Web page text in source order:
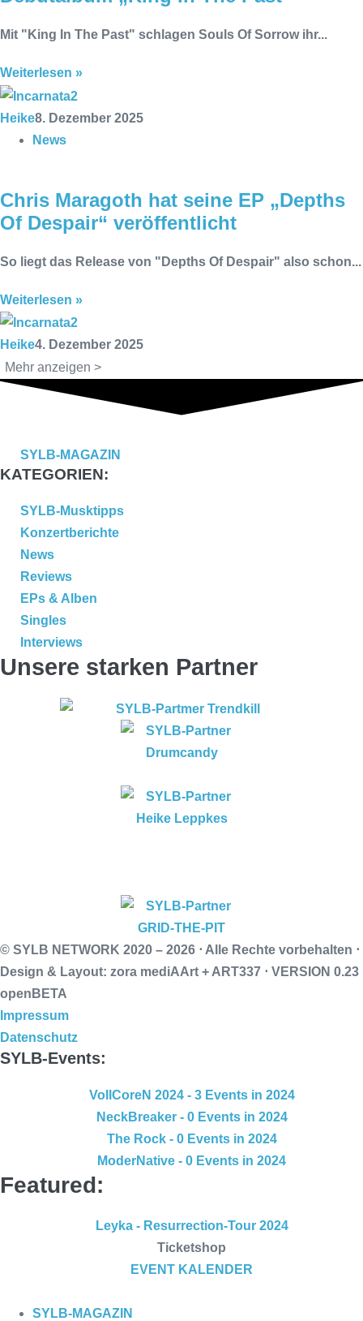
Mit "King In The Past" schlagen Souls Of Sorrow ihr...
Weiterlesen »
Heike8. Dezember 2025
News
Chris Maragoth hat seine EP „Depths
Of Despair“ veröffentlicht
So liegt das Release von "Depths Of Despair" also schon...
Weiterlesen »
Heike4. Dezember 2025
Mehr anzeigen >
SYLB-MAGAZIN
KATEGORIEN:
SYLB-Musktipps
Konzertberichte
News
Reviews
EPs & Alben
Singles
Interviews
Unsere starken Partner
© SYLB NETWORK 2020 – 2026 ⋅ Alle Rechte vorbehalten ⋅
Design & Layout: zora mediAArt + ART337 ⋅ VERSION 0.23
openBETA
Impressum
Datenschutz
SYLB-Events:
VollCoreN 2024- 3 Events in 2024
NeckBreaker- 0 Events in 2024
The Rock- 0 Events in 2024
ModerNative - 0 Events in 2024
Featured:
Leyka- Resurrection-Tour 2024
Ticketshop
EVENT KALENDER
SYLB-MAGAZIN